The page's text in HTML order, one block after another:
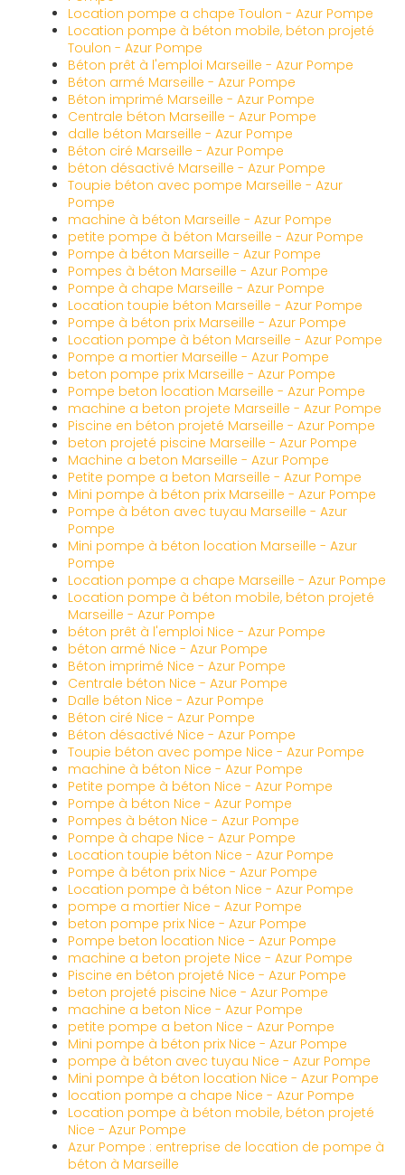
Location pompe a chape Toulon - Azur Pompe
Location pompe à béton mobile, béton projeté
Toulon - Azur Pompe
Béton prêt à l'emploi Marseille - Azur Pompe
Béton armé Marseille - Azur Pompe
Béton imprimé Marseille - Azur Pompe
Centrale béton Marseille - Azur Pompe
dalle béton Marseille - Azur Pompe
Béton ciré Marseille - Azur Pompe
béton désactivé Marseille - Azur Pompe
Toupie béton avec pompe Marseille - Azur
Pompe
machine à béton Marseille - Azur Pompe
petite pompe à béton Marseille - Azur Pompe
Pompe à béton Marseille - Azur Pompe
Pompes à béton Marseille - Azur Pompe
Pompe à chape Marseille - Azur Pompe
Location toupie béton Marseille - Azur Pompe
Pompe à béton prix Marseille - Azur Pompe
Location pompe à béton Marseille - Azur Pompe
Pompe a mortier Marseille - Azur Pompe
beton pompe prix Marseille - Azur Pompe
Pompe beton location Marseille - Azur Pompe
machine a beton projete Marseille - Azur Pompe
Piscine en béton projeté Marseille - Azur Pompe
beton projeté piscine Marseille - Azur Pompe
Machine a beton Marseille - Azur Pompe
Petite pompe a beton Marseille - Azur Pompe
Mini pompe à béton prix Marseille - Azur Pompe
Pompe à béton avec tuyau Marseille - Azur
Pompe
Mini pompe à béton location Marseille - Azur
Pompe
Location pompe a chape Marseille - Azur Pompe
Location pompe à béton mobile, béton projeté
Marseille - Azur Pompe
béton prêt à l'emploi Nice - Azur Pompe
béton armé Nice - Azur Pompe
Béton imprimé Nice - Azur Pompe
Centrale béton Nice - Azur Pompe
Dalle béton Nice - Azur Pompe
Béton ciré Nice - Azur Pompe
Béton désactivé Nice - Azur Pompe
Toupie béton avec pompe Nice - Azur Pompe
machine à béton Nice - Azur Pompe
Petite pompe à béton Nice - Azur Pompe
Pompe à béton Nice - Azur Pompe
Pompes à béton Nice - Azur Pompe
Pompe à chape Nice - Azur Pompe
Location toupie béton Nice - Azur Pompe
Pompe à béton prix Nice - Azur Pompe
Location pompe à béton Nice - Azur Pompe
pompe a mortier Nice - Azur Pompe
beton pompe prix Nice - Azur Pompe
Pompe beton location Nice - Azur Pompe
machine a beton projete Nice - Azur Pompe
Piscine en béton projeté Nice - Azur Pompe
beton projeté piscine Nice - Azur Pompe
machine a beton Nice - Azur Pompe
petite pompe a beton Nice - Azur Pompe
Mini pompe à béton prix Nice - Azur Pompe
pompe à béton avec tuyau Nice - Azur Pompe
Mini pompe à béton location Nice - Azur Pompe
location pompe a chape Nice - Azur Pompe
Location pompe à béton mobile, béton projeté
Nice - Azur Pompe
Azur Pompe : entreprise de location de pompe à
béton à Marseille